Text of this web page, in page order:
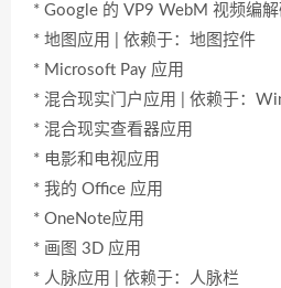
* Google 的 VP9 WebM 视频编
* 地图应用 | 依赖于：地图控件
* Microsoft Pay 应用
* 混合现实门户应用 | 依赖于：
* 混合现实查看器应用
* 电影和电视应用
* 我的 Office 应用
* OneNote应用
* 画图 3D 应用
* 人脉应用 | 依赖于：人脉栏